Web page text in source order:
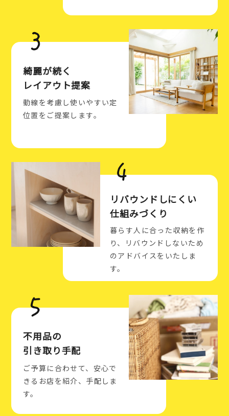
綺麗が続く
レイアウト提案
動線を考慮し使いやすい定
位置をご提案します。
リバウンドしにくい
仕組みづくり
暮らす人に合った収納を作
り、リバウンドしないため
のアドバイスをいたしま
す。
不用品の
引き取り手配
ご予算に合わせて、安心で
きるお店を紹介、手配しま
す。